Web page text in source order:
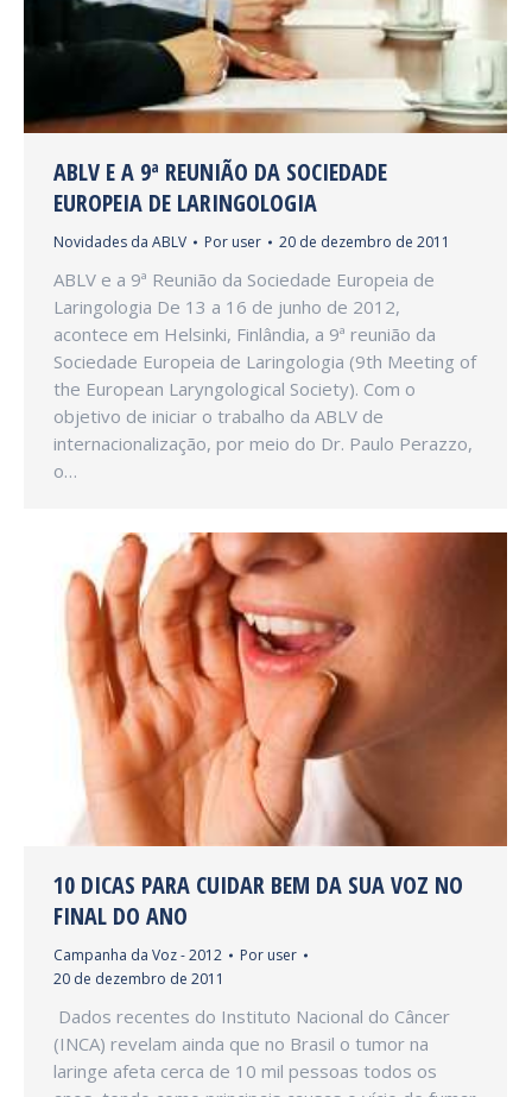
ABLV E A 9ª REUNIÃO DA SOCIEDADE
EUROPEIA DE LARINGOLOGIA
Novidades da ABLV Por user 20 de dezembro de 2011
ABLV e a 9ª Reunião da Sociedade Europeia de
Laringologia De 13 a 16 de junho de 2012,
acontece em Helsinki, Finlândia, a 9ª reunião da
Sociedade Europeia de Laringologia (9th Meeting of
the European Laryngological Society). Com o
objetivo de iniciar o trabalho da ABLV de
internacionalização, por meio do Dr. Paulo Perazzo,
o…
10 DICAS PARA CUIDAR BEM DA SUA VOZ NO
FINAL DO ANO
Campanha da Voz - 2012 Por user
20 de dezembro de 2011
Dados recentes do Instituto Nacional do Câncer
(INCA) revelam ainda que no Brasil o tumor na
laringe afeta cerca de 10 mil pessoas todos os